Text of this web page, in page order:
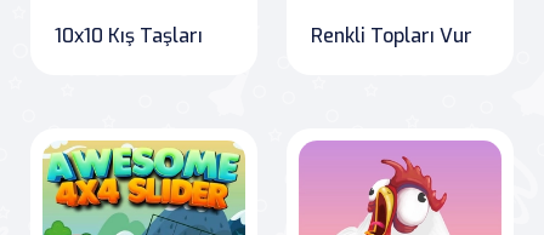
10x10 Kış Taşları Renkli Topları Vur